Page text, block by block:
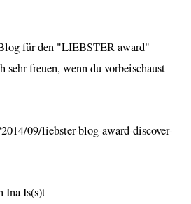
für den "LIEBSTER award"
freuen, wenn du vorbeischaust
09/liebster-blog-award-discover-
Ina Is(s)t